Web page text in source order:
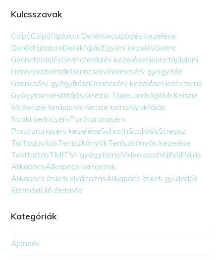
Kulcsszavak
CsípőCsípőfájdalomDerékbecsípődés kezelése
DerékfájdalomDerékfájásEgyéni kezelésGerinc
GerincferdülésGerincferdülés kezeléseGerincfájdalom
GerincproblémákGerincsérvGerincsérv gyógyítás
Gerincsérv gyógyításaGerincsérv kezeléseGerinctorna
GyógytornaHátfájásKinezio TapeLumbágóMcKenzie
McKenzie terápiaMcKenzie tornaNyakfájás
Nyaki gerincsérvPorckorongsérv
Porckorongsérv kezeléseSchrothScoliosisStressz
TartásjavításTeniszkönyökTeniszkönyök kezelése
TesttartásTMITMI gyógytornaVideo postVállVállfájás
ÁllkapocsÁllkapocs panaszok
Állkapocs ízületi elváltozásÁllkapocs ízületi gyulladás
ÉletmódÜlő életmód
Kategóriák
Ajándék